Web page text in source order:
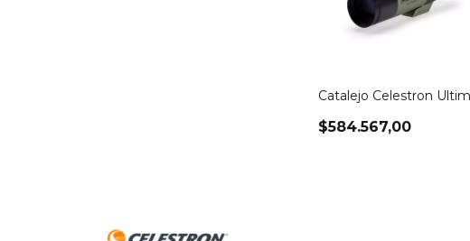
Catalejo Celestron
$584.567,00